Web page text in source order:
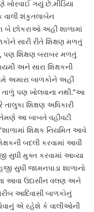
ગયું છે.મીડિયા
વાલી શંકુતલાબેન
બે છોકરાઓ અહીં શાળામાં
સારી રીતે શિક્ષણ મળતું
પણ શિક્ષણ બરાબર મળતું
અને સારા શિક્ષકની
અમારા બાળકોને અહીં
પણ ખોલવાના નથી.”આ
શિક્ષણ અધિકારી
તેમણે આ બાબતે વહીવટી
શિક્ષક નિયમિત આવે
બદલી કરવામાં આવી
સુધી મુક્ત કરવામાં આવ્યા
સુધી જામનપાડા શાળાનો
આવા ઉદાસીન વલણ અને
આદિવાસી બાળકોનું
એ રહેશે કે વાલીઓની